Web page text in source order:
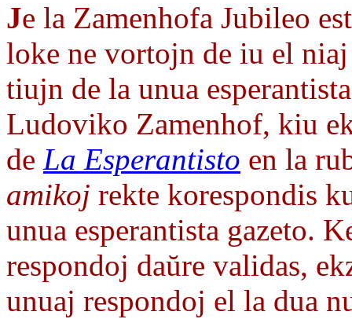
Je la Zamenhofa Jubileo
loke ne vortojn de iu el
tiujn de la unua
Ludoviko Zamenhof, kiu
de La Esperantisto en la
amikoj rekte korespondis
unua esperantista gazeto.
respondoj daŭre validas,
unuaj respondoj el la dua